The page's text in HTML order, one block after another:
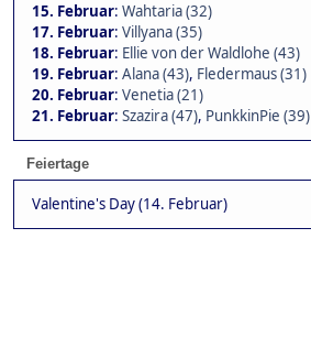
15. Februar: Wahtaria (32)
17. Februar: Villyana (35)
18. Februar: Ellie von der Waldlohe (43)
19. Februar: Alana (43), Fledermaus (31)
20. Februar: Venetia (21)
21. Februar: Szazira (47), PunkkinPie (39)
Feiertage
Valentine's Day (14. Februar)